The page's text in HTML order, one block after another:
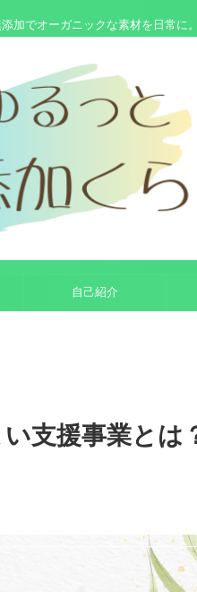
加でオーガニックな素材を日常に。
自己紹介
支援事業とは